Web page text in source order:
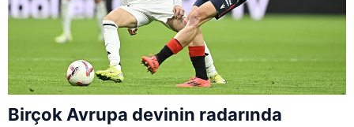
Birçok Avrupa devinin radarında